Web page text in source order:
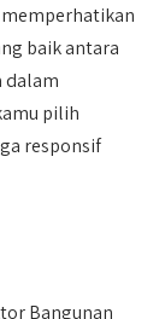
memperhatikan
baik antara
dalam
pilih
responsif
Bangunan